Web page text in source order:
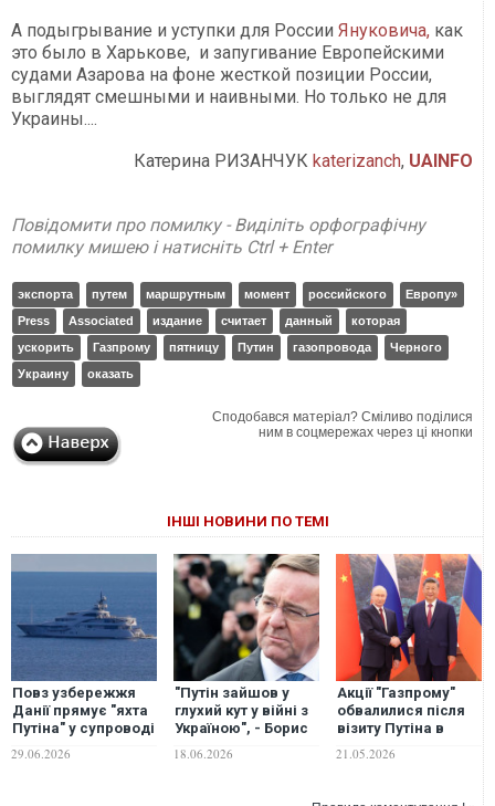
А подыгрывание и уступки для России Януковича, как
это было в Харькове, и запугивание Европейскими
судами Азарова на фоне жесткой позиции России,
выглядят смешными и наивными. Но только не для
Украины....
Катерина РИЗАНЧУКkaterizanch, UAINFO
Повідомити про помилку - Виділіть орфографічну
помилку мишею і натисніть Ctrl + Enter
экспорта путем маршрутным момент российского
Европу»
Press
Associated издание считает данный
которая
ускорить
Газпрому пятницу Путин газопровода
Черного
Украину
оказать
Сподобався матеріал? Сміливо поділися
ним в соцмережах через ці кнопки
ІНШІ НОВИНИ ПО ТЕМІ
Повз узбережжя
Данії прямує "яхта
Путіна" у супроводі
ЗМІ
29.06.2026
"Путін зайшов у
глухий кут у війні з
Україною", - Борис
засіданні
18.06.2026
Акції "Газпрому"
обвалилися після
візиту Путіна в
21.05.2026